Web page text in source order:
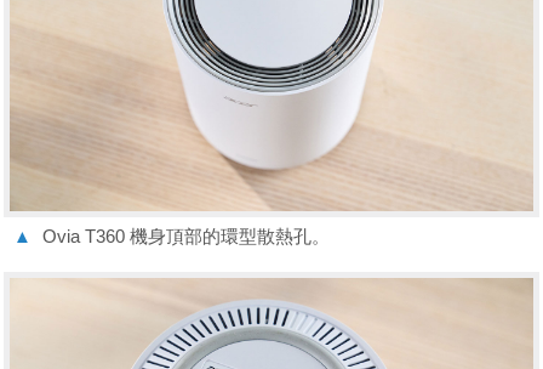
▲ Ovia T360 機身頂部的環型散熱孔。